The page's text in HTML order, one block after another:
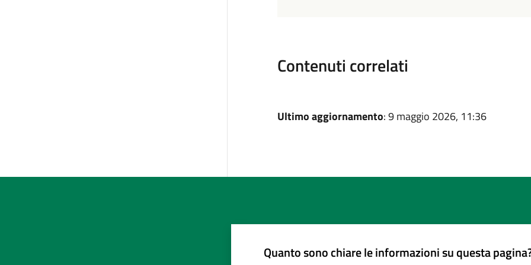
Contenuti correlati
Ultimo aggiornamento: 9 maggio 2026, 11:36
Quanto sono chiare le informazioni su questa